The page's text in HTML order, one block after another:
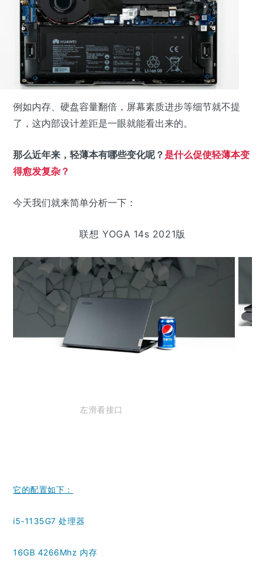
例如内存、硬盘容量翻倍，屏幕素质进步等细节就不提
了，这内部设计差距是一眼就能看出来的。
那么近年来，轻薄本有哪些变化呢？是什么促使轻薄本变
得愈发复杂？
今天我们就来简单分析一下：
联想 YOGA 14s 2021版
左滑看接口
它的配置如下：
i5-1135G7 处理器
16GB 4266Mhz 内存